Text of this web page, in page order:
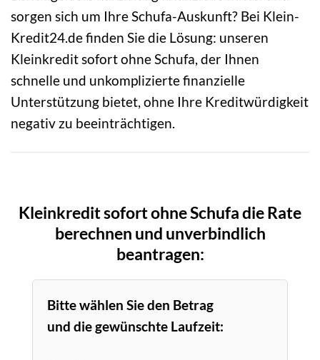
sorgen sich um Ihre Schufa-Auskunft? Bei Klein-
Kredit24.de finden Sie die Lösung: unseren
Kleinkredit sofort ohne Schufa, der Ihnen
schnelle und unkomplizierte finanzielle
Unterstützung bietet, ohne Ihre Kreditwürdigkeit
negativ zu beeinträchtigen.
Kleinkredit sofort ohne Schufa die Rate
berechnen und unverbindlich
beantragen:
Bitte wählen Sie den Betrag
und die gewünschte Laufzeit: